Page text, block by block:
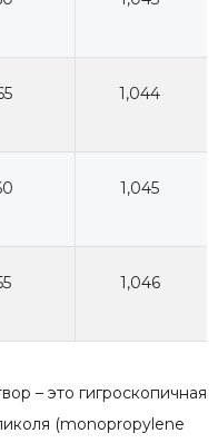
1,044
1,045
1,046
– это гигроскопичная
(monopropylene